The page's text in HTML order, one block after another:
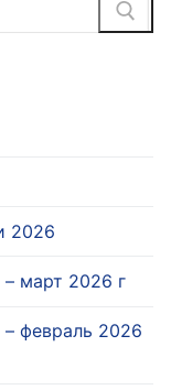
2026
март 2026 г
февраль 2026